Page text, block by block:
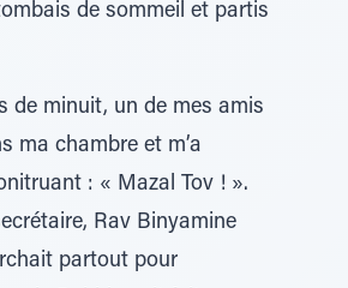
de sommeil et partis
de minuit, un de mes amis
ma chambre et m’a
: « Mazal Tov ! ».
Rav Binyamine
partout pour